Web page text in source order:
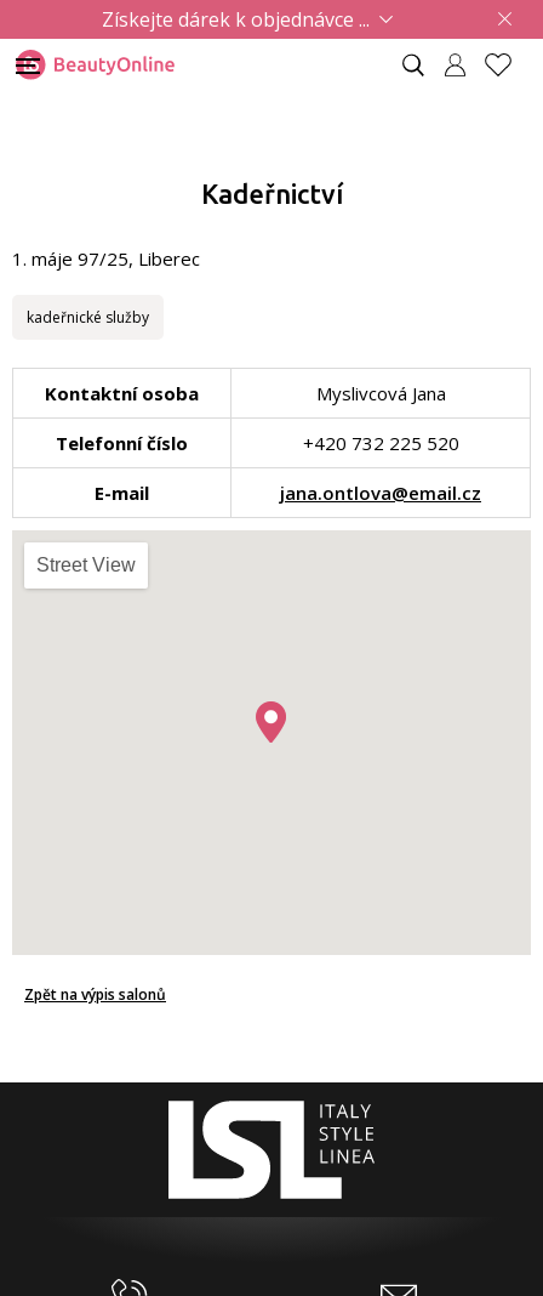
Získejte dárek k objednávce ...
Kadeřnictví
1. máje 97/25, Liberec
kadeřnické služby
Kontaktní osoba Myslivcová Jana
Telefonní číslo +420 732 225 520
E-mail jana.ontlova@email.cz
Street View
Zpět na výpis salonů